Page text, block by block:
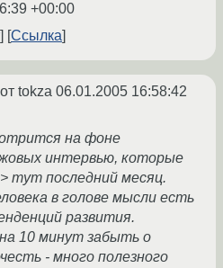
+00:00
Ссылка
от tokza 06.01.2005 16:58:42
на фоне
интервью, которые
тут последний месяц.
в голове мысли есть
развития.
10 минут забыть о
- много полезного